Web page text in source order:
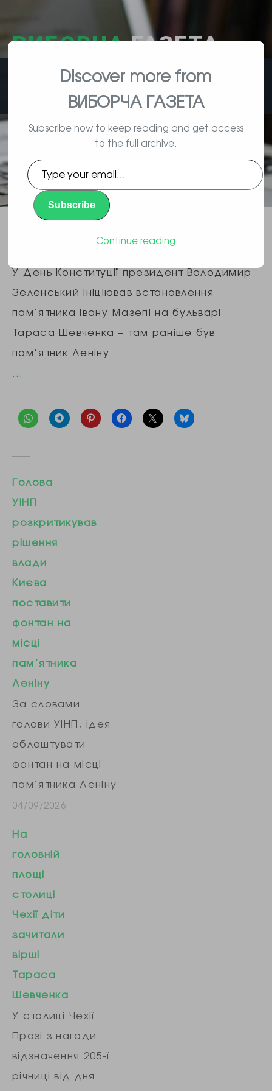
ВИБОРЧАГАЗЕТА
влада, вибори, народ
ОП: уряд розгляне постанову
для проведення конкурс проєктів
пам’ятника Мазепі в Києві
У День Конституції президент Володимир
Зеленський ініціював встановлення
пам’ятника Івану Мазепі на бульварі
Тараса Шевченка – там раніше був
пам’ятник Леніну
…
Голова
УІНП
розкритикував
рішення
влади
Києва
поставити
фонтан на
місці
пам’ятника
Леніну
За словами
голови УІНП, ідея
облаштувати
фонтан на місці
пам’ятника Леніну
в центрі Києва є
04/09/2026
На
головній
площі
столиці
Чехії діти
зачитали
вірші
Тараса
Шевченка
У столиці Чехії
Празі з нагоди
відзначення 205-ї
річниці від дня
Discover more from
ВИБОРЧА ГАЗЕТА
Subscribe now to keep reading and get access
to the full archive.
Type
your
email…
Subscribe
Continue reading